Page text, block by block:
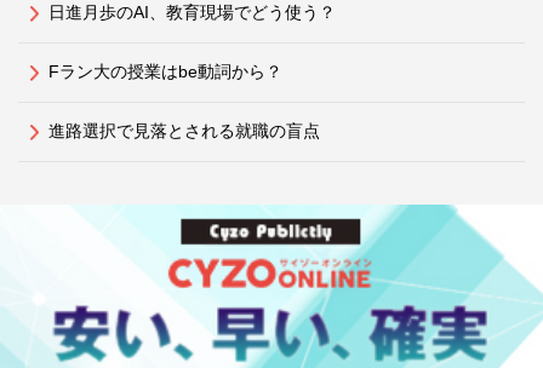
日進月歩のAI、教育現場でどう使う？
Fラン大の授業はbe動詞から？
進路選択で見落とされる就職の盲点